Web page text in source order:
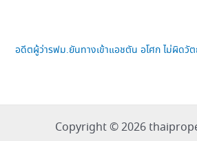
อดีตผู้ว่ารฟม.ยันทางเข้าแอชตัน อโศก ไม่ผิดวั
Copyright © 2026